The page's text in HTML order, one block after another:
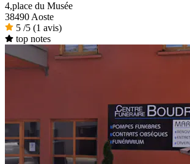
4,place du Musée
38490 Aoste
5 /5 (1 avis)
top notes